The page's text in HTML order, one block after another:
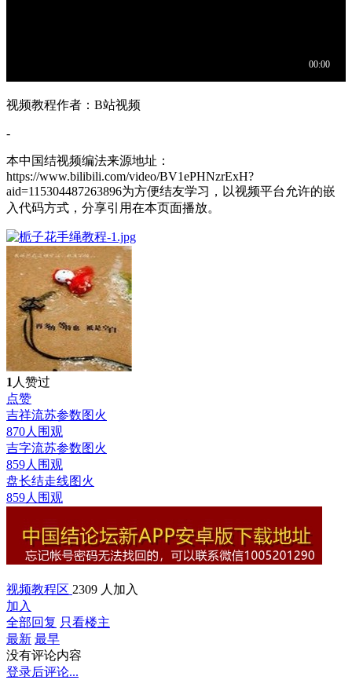
视频教程作者：B站视频
-
本中国结视频编法来源地址：
https://www.bilibili.com/video/BV1ePHNzrExH?
aid=115304487263896为方便结友学习，以视频平台允许的嵌
入代码方式，分享引用在本页面播放。
1 人赞过
点赞
吉祥流苏参数图火
870人围观
吉字流苏参数图火
859人围观
盘长结走线图火
859人围观
视频教程区 2309 人加入
加入
全部回复 只看楼主
最新 最早
没有评论内容
登录后评论...